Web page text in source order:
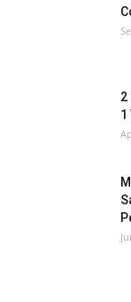
2
1